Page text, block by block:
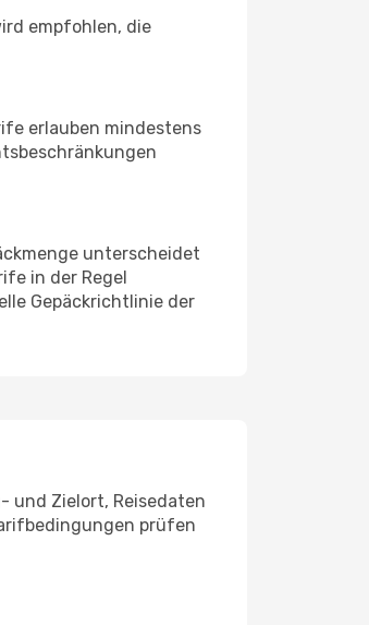
empfohlen, die
erlauben mindestens
unterscheidet
in der Regel
Gepäckrichtlinie der
und Zielort, Reisedaten
prüfen